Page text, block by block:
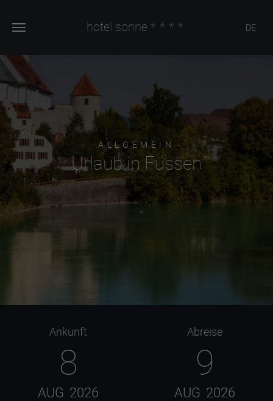
hotel sonne **** DE
ALLGEMEIN
Urlaub in Füssen
Ankunft
8
AUG 2026
Abreise
9
AUG 2026